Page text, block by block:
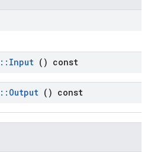
:: Input () const
:: Output () const